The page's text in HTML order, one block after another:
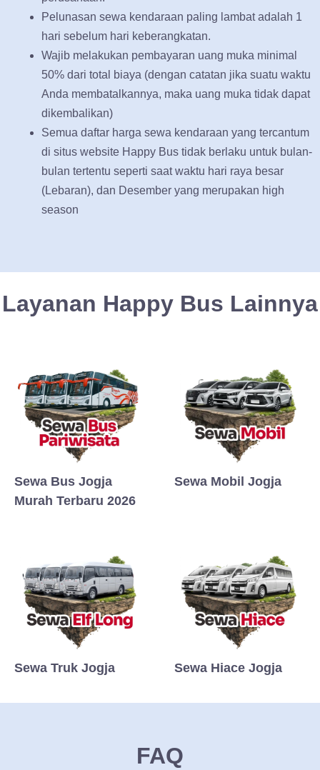
Pelunasan sewa kendaraan paling lambat adalah 1
hari sebelum hari keberangkatan.
Wajib melakukan pembayaran uang muka minimal
50% dari total biaya (dengan catatan jika suatu waktu
Anda membatalkannya, maka uang muka tidak dapat
dikembalikan)
Semua daftar harga sewa kendaraan yang tercantum
di situs website Happy Bus tidak berlaku untuk bulan-
bulan tertentu seperti saat waktu hari raya besar
(Lebaran), dan Desember yang merupakan high
season
Layanan Happy Bus Lainnya
Sewa Bus Jogja
Murah Terbaru 2026
Sewa Mobil Jogja
Sewa Truk Jogja Sewa Hiace Jogja
FAQ